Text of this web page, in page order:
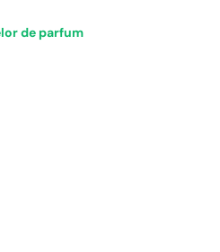
de parfum